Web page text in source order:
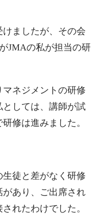
ましたが、その会
JMAの私が担当の研
マネジメントの研修
しては、講師が試
修は進みました。
徒と差がなく研修
あり、ご出席され
れたわけでした。